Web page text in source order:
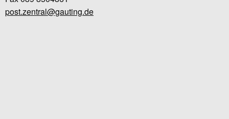
post.zentral@gauting.de